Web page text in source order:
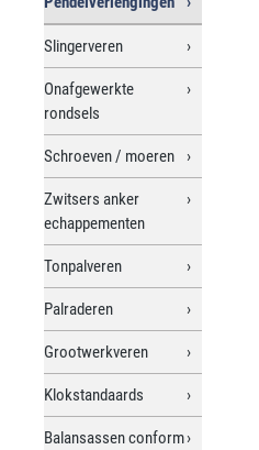
Slingerveren
Onafgewerkte
rondsels
Schroeven / moeren
Zwitsers anker
echappementen
Tonpalveren
Palraderen
Grootwerkveren
Klokstandaards
Balansassen conform